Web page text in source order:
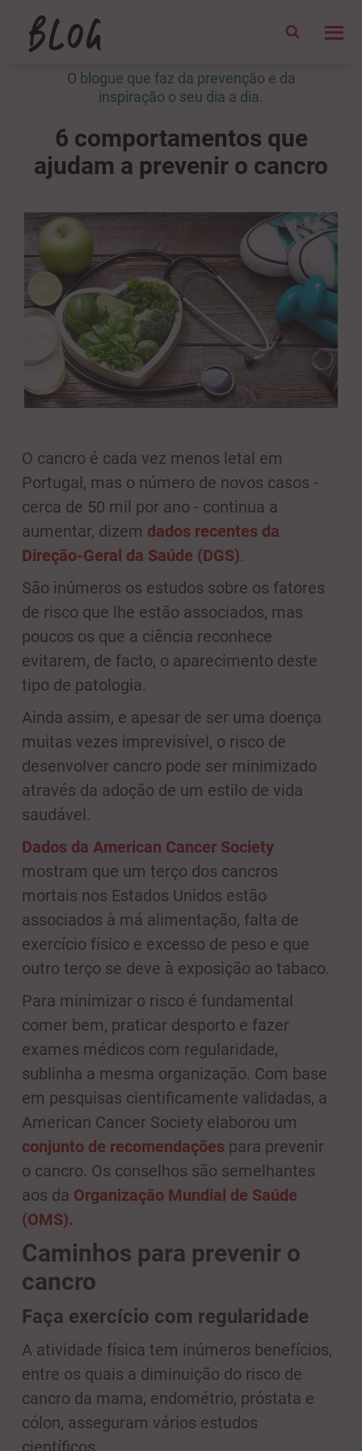
O blogue que faz da prevenção e da
inspiração o seu dia a dia.
6 comportamentos que
ajudam a prevenir o cancro
O cancro é cada vez menos letal em
Portugal, mas o número de novos casos -
cerca de 50 mil por ano - continua a
aumentar, dizem dados recentes da
Direção-Geral da Saúde (DGS).
São inúmeros os estudos sobre os fatores
de risco que lhe estão associados, mas
poucos os que a ciência reconhece
evitarem, de facto, o aparecimento deste
tipo de patologia.
Ainda assim, e apesar de ser uma doença
muitas vezes imprevisível, o risco de
desenvolver cancro pode ser minimizado
através da adoção de um estilo de vida
saudável.
Dados da American Cancer Society
mostram que um terço dos cancros
mortais nos Estados Unidos estão
associados à má alimentação, falta de
exercício físico e excesso de peso e que
outro terço se deve à exposição ao tabaco.
Para minimizar o risco é fundamental
comer bem, praticar desporto e fazer
exames médicos com regularidade,
sublinha a mesma organização. Com base
em pesquisas cientificamente validadas, a
American Cancer Society elaborou um
conjunto de recomendações para prevenir
o cancro. Os conselhos são semelhantes
aos da Organização Mundial de Saúde
(OMS).
Caminhos para prevenir o
cancro
Faça exercício com regularidade
A atividade física tem inúmeros benefícios,
entre os quais a diminuição do risco de
cancro da mama, endométrio, próstata e
cólon, asseguram vários estudos